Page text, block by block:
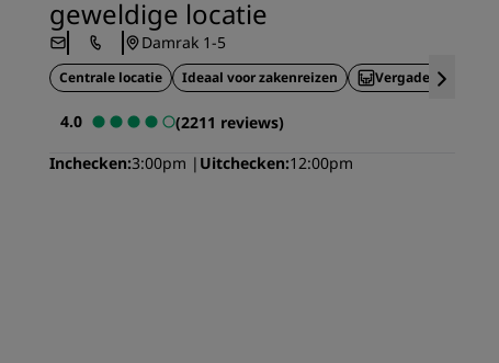
Vooruitboeken
Bekijk onze arrangementen
Reisideeën
Gezinsvriendelijke hotels
geweldige locatie
Damrak 1-5
Centrale locatie Ideaal voor zakenreizen Vergaderruimtes
4.0
(2211 reviews)
Inchecken 3:00pm Uitchecken 12:00pm